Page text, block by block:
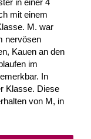
mit einem
M. war
nervösen
Kauen an den
im
In
Klasse. Diese
von M, in